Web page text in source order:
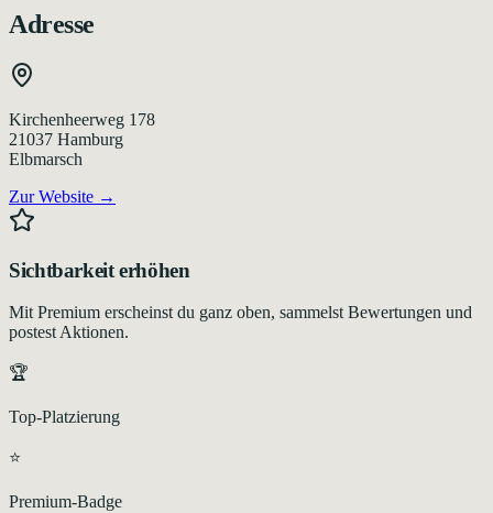
Adresse
Kirchenheerweg 178
21037 Hamburg
Elbmarsch
Zur Website →
Sichtbarkeit erhöhen
Mit Premium erscheinst du ganz oben, sammelst Bewertungen und
postest Aktionen.
🏆
Top-Platzierung
⭐
Premium-Badge